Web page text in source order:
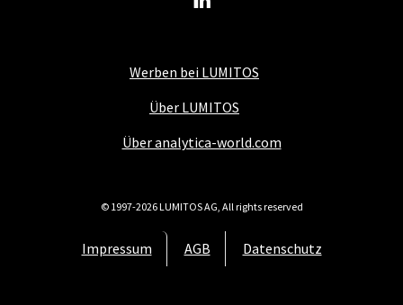
Werben bei LUMITOS
Über LUMITOS
Über analytica-world.com
Impressum AGB Datenschutz
© 1997-2026 LUMITOS AG, All rights reserved